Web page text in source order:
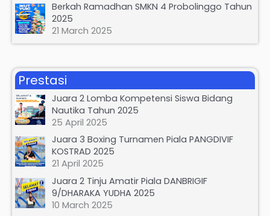
Berkah Ramadhan SMKN 4 Probolinggo Tahun
2025
21 March 2025
Prestasi
Juara 2 Lomba Kompetensi Siswa Bidang
Nautika Tahun 2025
25 April 2025
Juara 3 Boxing Turnamen Piala PANGDIVIF
KOSTRAD 2025
21 April 2025
Juara 2 Tinju Amatir Piala DANBRIGIF
9/DHARAKA YUDHA 2025
10 March 2025